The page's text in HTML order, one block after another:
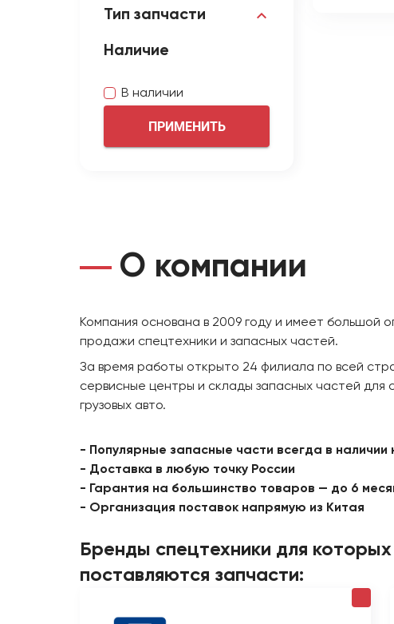
Тип запчасти
Наличие
В наличии
ПРИМЕНИТЬ
О компании
Компания основана в 2009 году и имеет большой
продажи спецтехники и запасных частей.
За время работы открыто 24 филиала по всей
сервисные центры и склады запасных частей для
грузовых авто.
- Популярные запасные части всегда в наличии
- Доставка в любую точку России
- Гарантия на большинство товаров — до 6
- Организация поставок напрямую из Китая
Бренды спецтехники для которых
поставляются запчасти: